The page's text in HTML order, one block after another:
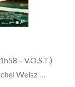
– V.O.S.T.)
Weisz …